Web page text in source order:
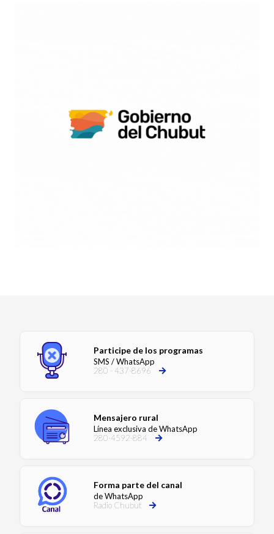
Participe de los programas
SMS / WhatsApp
280 - 437-8696
Mensajero rural
Línea exclusiva de WhatsApp
280-4592-884
Forma parte del canal
de WhatsApp
Radio Chubut